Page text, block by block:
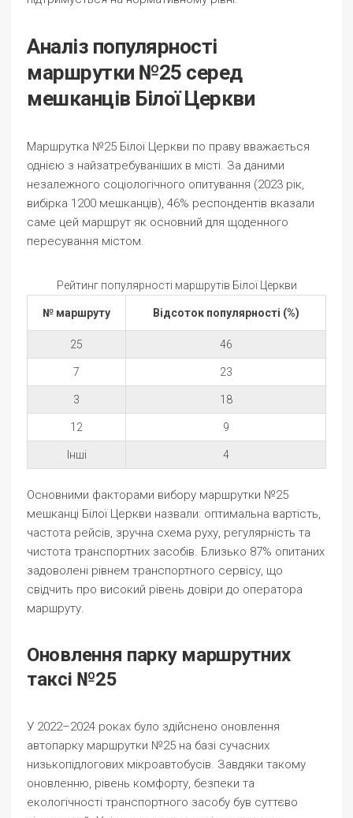
Аналіз популярності
маршрутки №25 серед
мешканців Білої Церкви
Маршрутка №25 Білої Церкви по праву вважається
однією з найзатребуваніших в місті. За даними
незалежного соціологічного опитування (2023 рік,
вибірка 1200 мешканців), 46% респондентів вказали
саме цей маршрут як основний для щоденного
пересування містом.
Рейтинг популярності маршрутів Білої Церкви
№ маршруту Відсоток популярності (%)
25 46
7 23
3 18
12 9
Інші 4
Основними факторами вибору маршрутки №25
мешканці Білої Церкви назвали: оптимальна вартість,
частота рейсів, зручна схема руху, регулярність та
чистота транспортних засобів. Близько 87% опитаних
задоволені рівнем транспортного сервісу, що
свідчить про високий рівень довіри до оператора
маршруту.
Оновлення парку маршрутних
таксі №25
У 2022–2024 роках було здійснено оновлення
автопарку маршрутки №25 на базі сучасних
низькопідлогових мікроавтобусів. Завдяки такому
оновленню, рівень комфорту, безпеки та
екологічності транспортного засобу був суттєво